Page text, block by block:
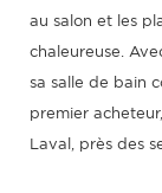
au salon et les
chaleureuse.
sa salle de bain
premier
Laval, près des